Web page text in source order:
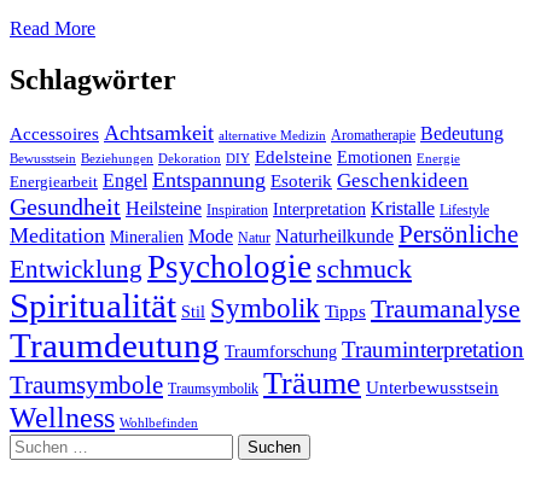
Read More
Schlagwörter
Accessoires Achtsamkeit alternative Medizin Aromatherapie Bedeutung
Bewusstsein Beziehungen Dekoration DIY Edelsteine Emotionen Energie
Energiearbeit Engel Entspannung Esoterik Geschenkideen
Gesundheit Heilsteine Inspiration Interpretation Kristalle Lifestyle
Meditation Mineralien Mode Natur Naturheilkunde Persönliche
Entwicklung Psychologie schmuck
Spiritualität Stil Symbolik Tipps Traumanalyse
Traumdeutung Traumforschung Trauminterpretation
Traumsymbole Traumsymbolik Träume Unterbewusstsein
Wellness Wohlbefinden
Suchen
nach: